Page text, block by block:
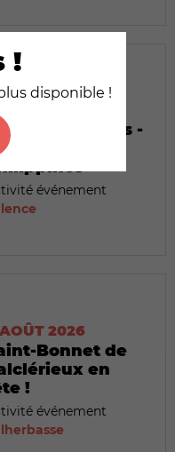
!
disponible !
2026
: Les
modernes -
événement
2026
Bonnet de
en
!
événement